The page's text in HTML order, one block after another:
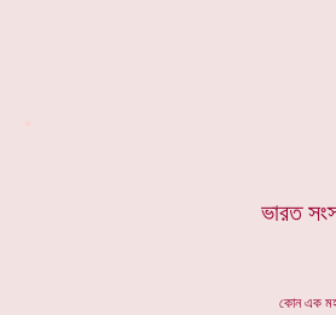
ভারত
কোন এক